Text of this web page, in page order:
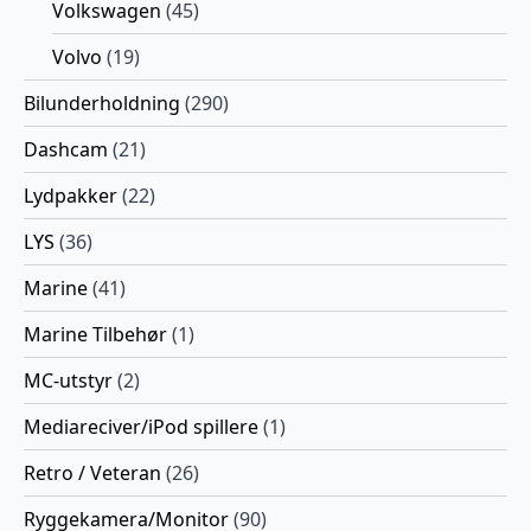
Volkswagen (45)
Volvo (19)
Bilunderholdning (290)
Dashcam (21)
Lydpakker(22)
LYS (36)
Marine(41)
Marine Tilbehør(1)
MC-utstyr(2)
Mediareciver/iPod spillere(1)
Retro / Veteran (26)
Ryggekamera/Monitor(90)